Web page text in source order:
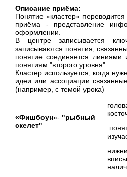
Описание приёма:
Понятие «кластер» переводится
приёма - представление
оформлении.
В центре записывается
записываются понятия,
понятие соединяется
понятиям "второго уровня".
Кластер используется, когда
идеи или ассоциации
(например, с темой урока)
«Фишбоун»- "рыбный
скелет"